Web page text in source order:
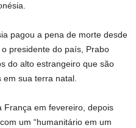
pagou a pena de morte desde
presidente do país, Prabo
do alto estrangeiro que são
sua terra natal.
França em fevereiro, depois
um “humanitário em um